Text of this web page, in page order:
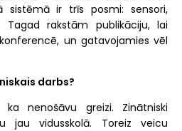
sistēmā ir trīs posmi: sensori,
rakstām publikāciju, lai
un gatavojamies vēl
darbs?
nenošāvu greizi. Zinātniski
jau vidusskolā. Toreiz veicu